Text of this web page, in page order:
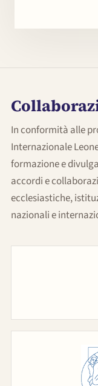
In conformità alle
Internazionale
formazione e
accordi e
ecclesiastiche,
nazionali e